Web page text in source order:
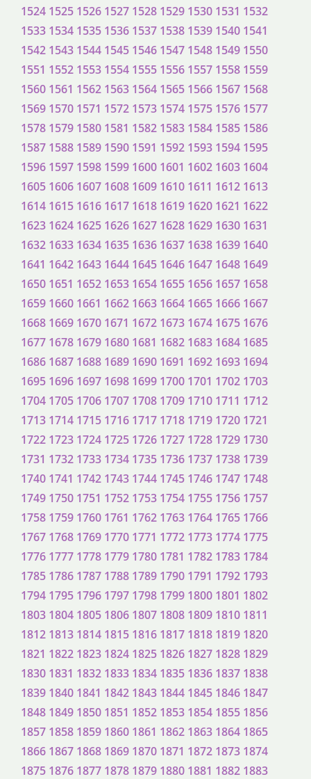
1524 1525 1526 1527 1528 1529 1530 1531 1532
1533 1534 1535 1536 1537 1538 1539 1540 1541
1542 1543 1544 1545 1546 1547 1548 1549 1550
1551 1552 1553 1554 1555 1556 1557 1558 1559
1560 1561 1562 1563 1564 1565 1566 1567 1568
1569 1570 1571 1572 1573 1574 1575 1576 1577
1578 1579 1580 1581 1582 1583 1584 1585 1586
1587 1588 1589 1590 1591 1592 1593 1594 1595
1596 1597 1598 1599 1600 1601 1602 1603 1604
1605 1606 1607 1608 1609 1610 1611 1612 1613
1614 1615 1616 1617 1618 1619 1620 1621 1622
1623 1624 1625 1626 1627 1628 1629 1630 1631
1632 1633 1634 1635 1636 1637 1638 1639 1640
1641 1642 1643 1644 1645 1646 1647 1648 1649
1650 1651 1652 1653 1654 1655 1656 1657 1658
1659 1660 1661 1662 1663 1664 1665 1666 1667
1668 1669 1670 1671 1672 1673 1674 1675 1676
1677 1678 1679 1680 1681 1682 1683 1684 1685
1686 1687 1688 1689 1690 1691 1692 1693 1694
1695 1696 1697 1698 1699 1700 1701 1702 1703
1704 1705 1706 1707 1708 1709 1710 1711 1712
1713 1714 1715 1716 1717 1718 1719 1720 1721
1722 1723 1724 1725 1726 1727 1728 1729 1730
1731 1732 1733 1734 1735 1736 1737 1738 1739
1740 1741 1742 1743 1744 1745 1746 1747 1748
1749 1750 1751 1752 1753 1754 1755 1756 1757
1758 1759 1760 1761 1762 1763 1764 1765 1766
1767 1768 1769 1770 1771 1772 1773 1774 1775
1776 1777 1778 1779 1780 1781 1782 1783 1784
1785 1786 1787 1788 1789 1790 1791 1792 1793
1794 1795 1796 1797 1798 1799 1800 1801 1802
1803 1804 1805 1806 1807 1808 1809 1810 1811
1812 1813 1814 1815 1816 1817 1818 1819 1820
1821 1822 1823 1824 1825 1826 1827 1828 1829
1830 1831 1832 1833 1834 1835 1836 1837 1838
1839 1840 1841 1842 1843 1844 1845 1846 1847
1848 1849 1850 1851 1852 1853 1854 1855 1856
1857 1858 1859 1860 1861 1862 1863 1864 1865
1866 1867 1868 1869 1870 1871 1872 1873 1874
1875 1876 1877 1878 1879 1880 1881 1882 1883